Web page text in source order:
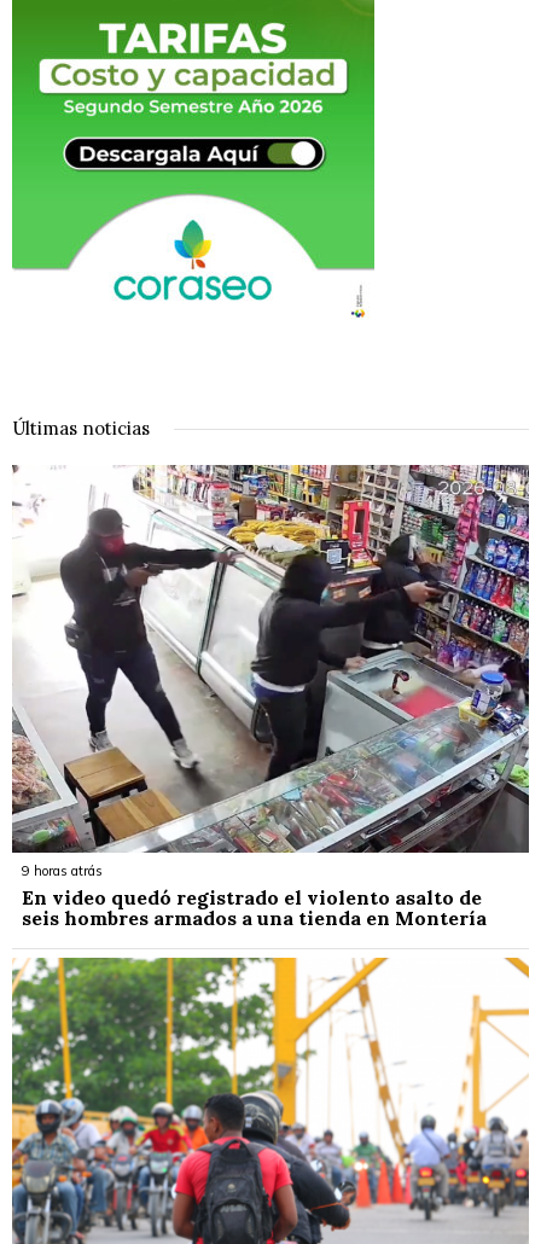
Últimas noticias
9 horas atrás
En video quedó registrado el violento asalto de
seis hombres armados a una tienda en Montería